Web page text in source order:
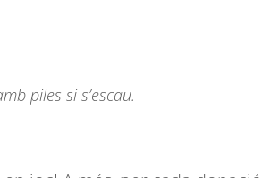
piles si s’escau.